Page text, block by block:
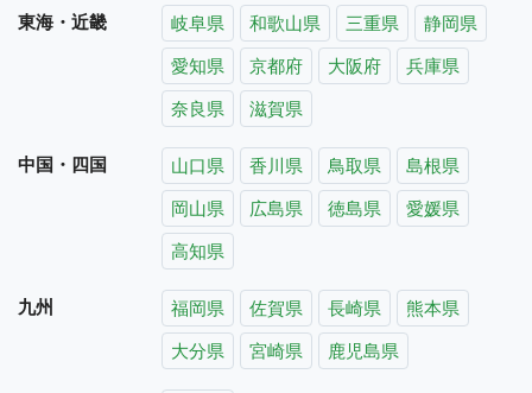
東海・近畿 岐阜県 和歌山県 三重県
静岡県
愛知県
京都府 大阪府
兵庫県
奈良県
滋賀県
中国・四国 山口県 香川県 鳥取県
島根県
岡山県
広島県 徳島県
愛媛県
高知県
九州 福岡県 佐賀県 長崎県
熊本県
大分県
宮崎県 鹿児島県